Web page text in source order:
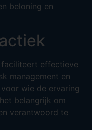
beloning en
faciliteert effectieve
management en
wie de ervaring
belangrijk om
verantwoord te